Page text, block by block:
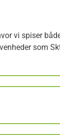
vi spiser
som